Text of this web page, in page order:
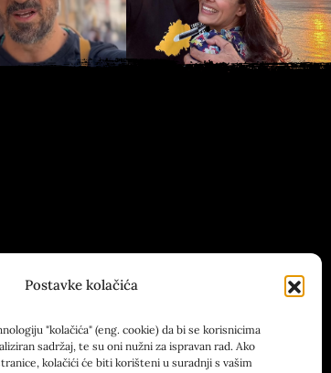
Postavke kolačića
"kolačića" (eng. cookie) da bi se korisnicima
sadržaj, te su oni nužni za ispravan rad. Ako
kolačići će biti korišteni u suradnji s vašim